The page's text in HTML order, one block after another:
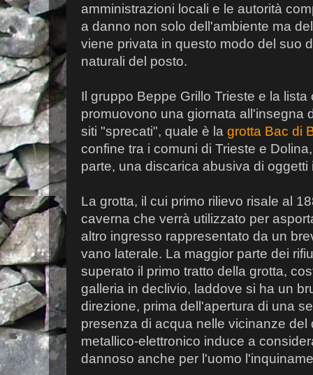
amministrazioni locali e le autorità
a danno non solo dell'ambiente ma
viene privata in questo modo del suo
naturali del posto.
Il gruppo Beppe Grillo Trieste e la
promuovono una giornata all'insegna
siti "sprecati", quale è la grotta Bac di
confine tra i comuni di Trieste e
parte, una discarica abusiva di oggetti
La grotta, il cui primo rilievo risale al
caverna che verrà utilizzato per
altro ingresso rappresentato da un
vano laterale. La maggior parte dei
superato il primo tratto della grotta,
galleria in declivio, laddove si ha un
direzione, prima dell'apertura di una
presenza di acqua nelle vicinanze del
metallico-elettronico induce a
dannoso anche per l'uomo